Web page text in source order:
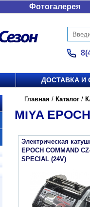
Фотогалерея
ДОСТАВКА И
Главная / Каталог /
MIYA
Электрическая
EPOCH COMMAND
SPECIAL (24V)